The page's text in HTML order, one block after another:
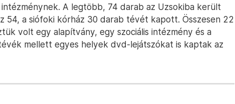
intézménynek. A legtöbb, 74 darab az Uzsokiba került
54, a siófoki kórház 30 darab tévét kapott. Összesen 22
volt egy alapítvány, egy szociális intézmény és a
mellett egyes helyek dvd-lejátszókat is kaptak az